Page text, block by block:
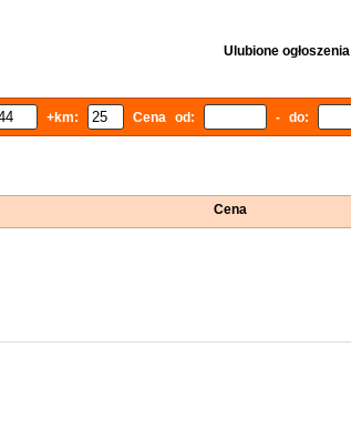
Ulubione ogłoszenia
+km: Cena od: - do:
Cena